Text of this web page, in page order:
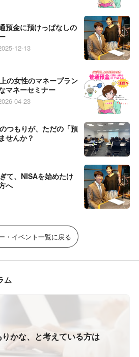
預金に預けっぱなしの
12-13
の女性のマネープラン
マネーセミナー
04-23
つもりが、ただの「預
せんか？
て、NISAを始めたけ
へ
・イベント一覧に戻る
ム
かな、と考えている方は